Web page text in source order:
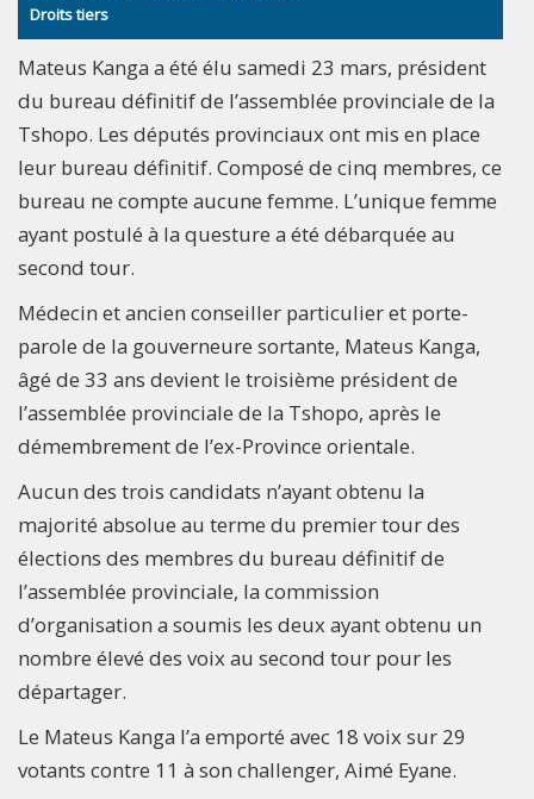
Droits tiers
Mateus Kanga a été élu samedi 23 mars, président
du bureau définitif de l’assemblée provinciale de la
Tshopo. Les députés provinciaux ont mis en place
leur bureau définitif. Composé de cinq membres, ce
bureau ne compte aucune femme. L’unique femme
ayant postulé à la questure a été débarquée au
second tour.
Médecin et ancien conseiller particulier et porte-
parole de la gouverneure sortante, Mateus Kanga,
âgé de 33 ans devient le troisième président de
l’assemblée provinciale de la Tshopo, après le
démembrement de l’ex-Province orientale.
Aucun des trois candidats n’ayant obtenu la
majorité absolue au terme du premier tour des
élections des membres du bureau définitif de
l’assemblée provinciale, la commission
d’organisation a soumis les deux ayant obtenu un
nombre élevé des voix au second tour pour les
départager.
Le Mateus Kanga l’a emporté avec 18 voix sur 29
votants contre 11 à son challenger, Aimé Eyane.